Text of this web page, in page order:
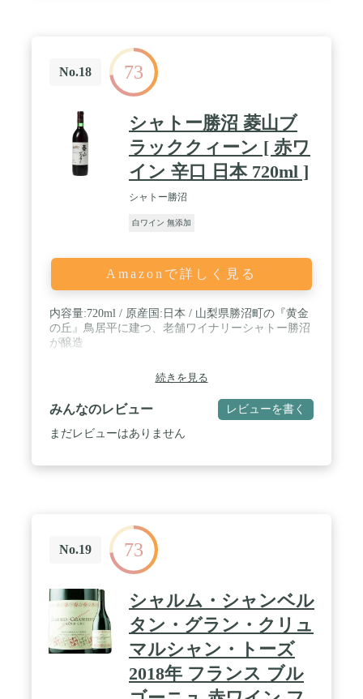
No.18 73
シャトー勝沼 菱山ブ
ラッククィーン [ 赤ワ
イン 辛口 日本 720ml ]
シャトー勝沼
白ワイン 無添加
Amazonで詳しく見る
内容量:720ml / 原産国:日本 / 山梨県勝沼町の『黄金
の丘』鳥居平に建つ、老舗ワイナリーシャトー勝沼
が醸造
続きを見る
みんなのレビュー レビューを書く
まだレビューはありません
No.19 73
シャルム・シャンベル
タン・グラン・クリュ
マルシャン・トーズ
2018年 フランス ブル